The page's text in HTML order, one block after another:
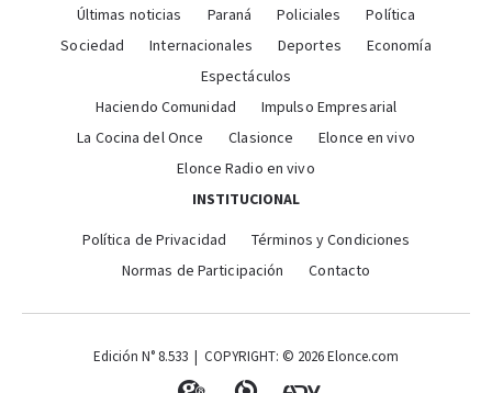
Últimas noticias Paraná Policiales
Política
Sociedad
Internacionales Deportes
Economía
Espectáculos
Haciendo Comunidad
Impulso Empresarial
La Cocina del Once
Clasionce
Elonce en vivo
Elonce Radio en vivo
INSTITUCIONAL
Política de Privacidad
Términos y Condiciones
Normas de Participación
Contacto
Edición N° 8.533 | COPYRIGHT: © 2026 Elonce.com